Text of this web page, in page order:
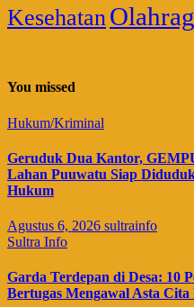
Kesehatan
You missed
Hukum/Kriminal
Geruduk Dua Kantor,
Lahan Puuwatu Siap
Hukum
Agustus 6, 2026 sultrainfo
Sultra Info
Garda Terdepan di Desa: 10
Bertugas Mengawal Asta Cita